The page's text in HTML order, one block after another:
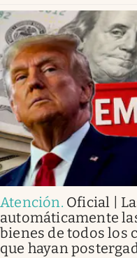
Atención. Oficial |
automáticamente
bienes de todos los
que hayan